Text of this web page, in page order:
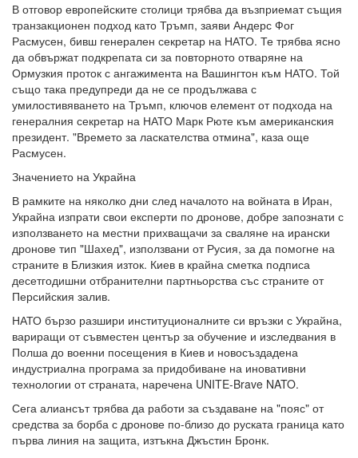
В отговор европейските столици трябва да възприемат същия
транзакционен подход като Тръмп, заяви Андерс Фог
Расмусен, бивш генерален секретар на НАТО. Те трябва ясно
да обвържат подкрепата си за повторното отваряне на
Ормузкия проток с ангажимента на Вашингтон към НАТО. Той
също така предупреди да не се продължава с
умилостивяването на Тръмп, ключов елемент от подхода на
генералния секретар на НАТО Марк Рюте към американския
президент. "Времето за ласкателства отмина", каза още
Расмусен.
Значението на Украйна
В рамките на няколко дни след началото на войната в Иран,
Украйна изпрати свои експерти по дронове, добре запознати с
използването на местни прихващачи за сваляне на ирански
дронове тип "Шахед", използвани от Русия, за да помогне на
страните в Близкия изток. Киев в крайна сметка подписа
десетгодишни отбранителни партньорства със страните от
Персийския залив.
НАТО бързо разшири институционалните си връзки с Украйна,
вариращи от съвместен център за обучение и изследвания в
Полша до военни посещения в Киев и новосъздадена
индустриална програма за придобиване на иновативни
технологии от страната, наречена UNITE-Brave NATO.
Сега алиансът трябва да работи за създаване на "пояс" от
средства за борба с дронове по-близо до руската граница като
първа линия на защита, изтъкна Джъстин Бронк.